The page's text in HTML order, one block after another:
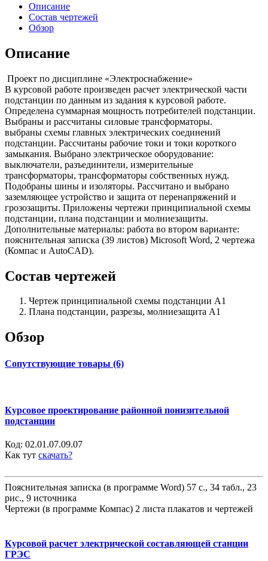
Описание
Состав чертежей
Обзор
Описание
Проект по дисциплине «Электроснабжение»
В курсовой работе произведен расчет электрической части
подстанции по данным из задания к курсовой работе.
Определена суммарная мощность потребителей подстанции.
Выбраны и рассчитаны силовые трансформаторы.
выбраны схемы главных электрических соединений
подстанции. Рассчитаны рабочие токи и токи короткого
замыкания. Выбрано электрическое оборудование:
выключатели, разъединители, измерительные
трансформаторы, трансформаторы собственных нужд.
Подобраны шины и изоляторы. Рассчитано и выбрано
заземляющее устройство и защита от перенапряжений и
грозозащиты. Приложены чертежи принципиальной схемы
подстанции, плана подстанции и молниезащиты.
Дополнительные материалы: работа во втором варианте:
пояснительная записка (39 листов) Microsoft Word, 2 чертежа
(Компас и AutoCAD).
Состав чертежей
Чертеж принципиальной схемы подстанции А1
Плана подстанции, разрезы, молниезащита А1
Обзор
Сопутствующие товары (6)
Курсовое проектирование районной понизительной
подстанции
Код: 02.01.07.09.07
Как тут скачать?
Пояснительная записка (в программе Word) 57 с., 34 табл., 23
рис., 9 источника
Чертежи (в программе Компас) 2 листа плакатов и чертежей
Курсовой расчет электрической составляющей станции
ГРЭС